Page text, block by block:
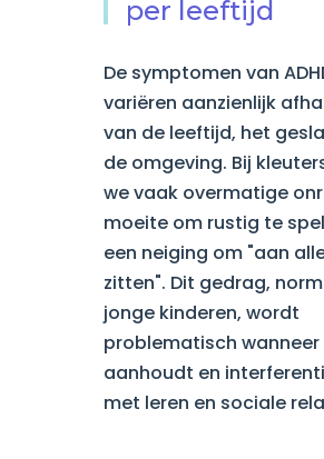
per leeftijd
De symptomen van
variëren aanzienlijk
van de leeftijd, het
de omgeving. Bij
we vaak overmatige
moeite om rustig te
een neiging om "aan
zitten". Dit gedrag,
jonge kinderen, wordt
problematisch wanneer
aanhoudt en
met leren en sociale